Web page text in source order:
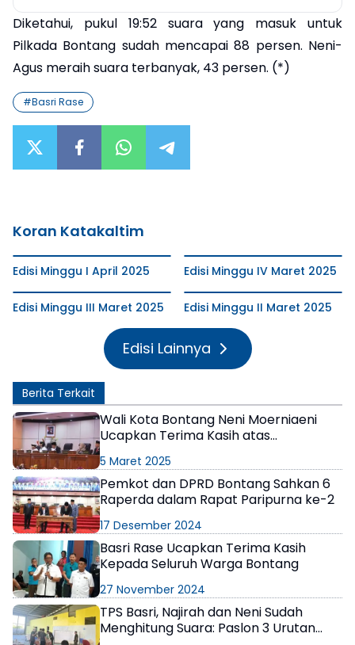
Diketahui, pukul 19:52 suara yang masuk untuk
Pilkada Bontang sudah mencapai 88 persen. Neni-
Agus meraih suara terbanyak, 43 persen. (*)
#Basri Rase
Koran Katakaltim
Edisi Minggu I April 2025 Edisi Minggu IV Maret 2025
Edisi Minggu III Maret 2025 Edisi Minggu II Maret 2025
Edisi Lainnya
Berita Terkait
Wali Kota Bontang Neni Moerniaeni
Ucapkan Terima Kasih atas
5 Maret 2025
Pemkot dan DPRD Bontang Sahkan 6
Raperda dalam Rapat Paripurna ke-2
17 Desember 2024
Basri Rase Ucapkan Terima Kasih
Kepada Seluruh Warga Bontang
27 November 2024
TPS Basri, Najirah dan Neni Sudah
Menghitung Suara: Paslon 3 Urutan